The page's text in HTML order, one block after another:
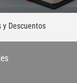
y Descuentos